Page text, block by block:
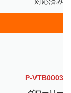
P-VTB0003